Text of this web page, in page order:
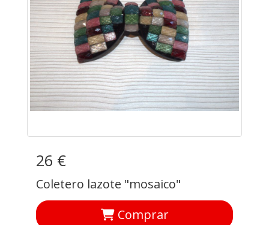
26 €
Coletero lazote "mosaico"
Comprar